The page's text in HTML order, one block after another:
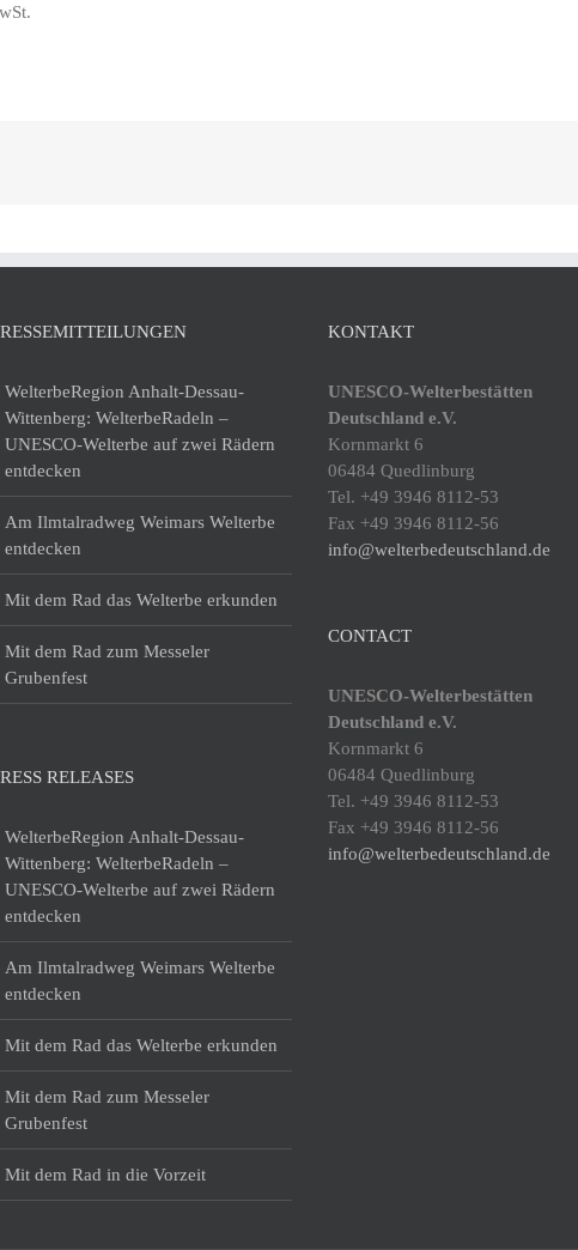
WelterbeRegion Anhalt-Dessau-
Wittenberg: WelterbeRadeln –
UNESCO-Welterbe auf zwei Rädern
entdecken
Am Ilmtalradweg Weimars Welterbe
entdecken
Mit dem Rad das Welterbe erkunden
Mit dem Rad zum Messeler
Grubenfest
RELEASES
WelterbeRegion Anhalt-Dessau-
Wittenberg: WelterbeRadeln –
UNESCO-Welterbe auf zwei Rädern
entdecken
Am Ilmtalradweg Weimars Welterbe
entdecken
Mit dem Rad das Welterbe erkunden
Mit dem Rad zum Messeler
Grubenfest
Mit dem Rad in die Vorzeit
KONTAKT
UNESCO-Welterbestätten
Deutschland e.V.
Kornmarkt 6
06484 Quedlinburg
Tel. +49 3946 8112-53
Fax +49 3946 8112-56
info@welterbedeutschland.de
CONTACT
UNESCO-Welterbestätten
Deutschland e.V.
Kornmarkt 6
06484 Quedlinburg
Tel. +49 3946 8112-53
Fax +49 3946 8112-56
info@welterbedeutschland.de